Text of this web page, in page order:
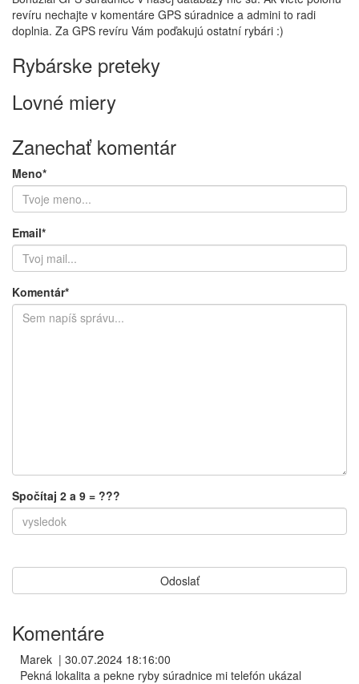
revíru nechajte v komentáre GPS súradnice a admini to radi
doplnia. Za GPS revíru Vám poďakujú ostatní rybári :)
Rybárske preteky
Lovné miery
Zanechať komentár
Meno*
Email*
Komentár*
Spočítaj 2 a 9 = ???
Komentáre
Marek | 30.07.2024 18:16:00
Pekná lokalita a pekne ryby súradnice mi telefón ukázal